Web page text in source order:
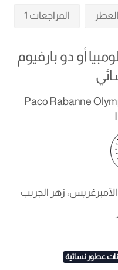
المراجعات 1
أو دو بارفيوم
Paco Rabanne
الآمبرغريس، زهر الجريب
عطور نسائية